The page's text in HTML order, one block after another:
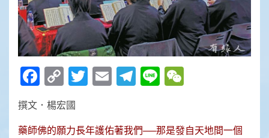
Facebook
Copy
Link
Twitter
EmailTelegram
Line
撰文．楊宏國
藥師佛的願力長年護佑著我們──那是發自天地間一個